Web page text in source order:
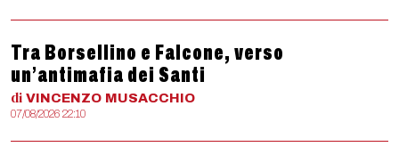
Tra Borsellino e Falcone, verso
un’antimafia dei Santi
di VINCENZO MUSACCHIO
07/08/2026 22:10